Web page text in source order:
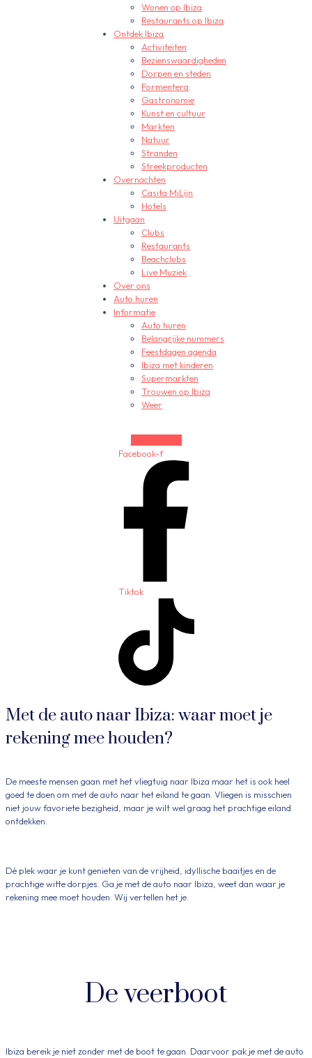
Wonen op Ibiza
Restaurants op Ibiza
Ontdek Ibiza
Activiteiten
Bezienswaardigheden
Dorpen en steden
Formentera
Gastronomie
Kunst en cultuur
Markten
Natuur
Stranden
Streekproducten
Overnachten
Casita MiLijn
Hotels
Uitgaan
Clubs
Restaurants
Beachclubs
Live Muziek
Over ons
Auto huren
Informatie
Auto huren
Belangrijke nummers
Feestdagen agenda
Ibiza met kinderen
Supermarkten
Trouwen op Ibiza
Weer
Facebook-f
Tiktok
Met de auto naar Ibiza: waar moet je
rekening mee houden?
De meeste mensen gaan met het vliegtuig naar Ibiza maar het is ook heel
goed te doen om met de auto naar het eiland te gaan. Vliegen is misschien
niet jouw favoriete bezigheid, maar je wilt wel graag het prachtige eiland
ontdekken.
Dé plek waar je kunt genieten van de vrijheid, idyllische baaitjes en de
prachtige witte dorpjes. Ga je met de auto naar Ibiza, weet dan waar je
rekening mee moet houden. Wij vertellen het je.
De veerboot
Ibiza bereik je niet zonder met de boot te gaan. Daarvoor pak je met de auto